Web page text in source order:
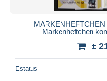
MARKENHEFTCHEN
Markenheftchen
±
Estatus